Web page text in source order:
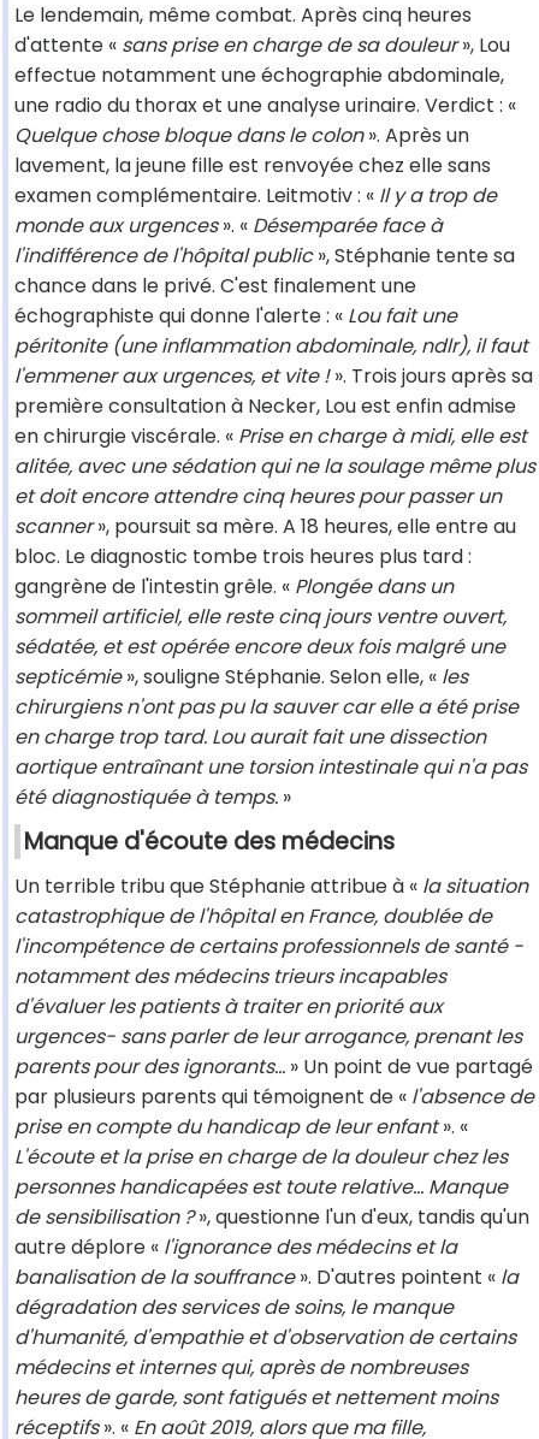
Le lendemain, même combat. Après cinq heures
d'attente « sans prise en charge de sa douleur», Lou
effectue notamment une échographie abdominale,
une radio du thorax et une analyse urinaire. Verdict : «
Quelque chose bloque dans le colon». Après un
lavement, la jeune fille est renvoyée chez elle sans
examen complémentaire. Leitmotiv : « Il y a trop de
monde aux urgences». « Désemparée face à
l'indifférence de l'hôpital public», Stéphanie tente sa
chance dans le privé. C'est finalement une
échographiste qui donne l'alerte : « Lou fait une
péritonite (une inflammation abdominale, ndlr), il faut
l'emmener aux urgences, et vite !». Trois jours après sa
première consultation à Necker, Lou est enfin admise
en chirurgie viscérale. « Prise en charge à midi, elle est
alitée, avec une sédation qui ne la soulage même plus
et doit encore attendre cinq heures pour passer un
scanner», poursuit sa mère. A 18 heures, elle entre au
bloc. Le diagnostic tombe trois heures plus tard :
gangrène de l'intestin grêle. « Plongée dans un
sommeil artificiel, elle reste cinq jours ventre ouvert,
sédatée, et est opérée encore deux fois malgré une
septicémie», souligne Stéphanie. Selon elle, « les
chirurgiens n'ont pas pu la sauver car elle a été prise
en charge trop tard. Lou aurait fait une dissection
aortique entraînant une torsion intestinale qui n'a pas
été diagnostiquée à temps. »
Manque d'écoute des médecins
Un terrible tribu que Stéphanie attribue à « la situation
catastrophique de l'hôpital en France, doublée de
l'incompétence de certains professionnels de santé -
notamment des médecins trieurs incapables
d'évaluer les patients à traiter en priorité aux
urgences- sans parler de leur arrogance, prenant les
parents pour des ignorants... » Un point de vue partagé
par plusieurs parents qui témoignent de « l'absence de
prise en compte du handicap de leur enfant». «
L'écoute et la prise en charge de la douleur chez les
personnes handicapées est toute relative... Manque
de sensibilisation ?», questionne l'un d'eux, tandis qu'un
autre déplore « l'ignorance des médecins et la
banalisation de la souffrance». D'autres pointent « la
dégradation des services de soins, le manque
d'humanité, d'empathie et d'observation de certains
médecins et internes qui, après de nombreuses
heures de garde, sont fatigués et nettement moins
réceptifs». « En août 2019, alors que ma fille,